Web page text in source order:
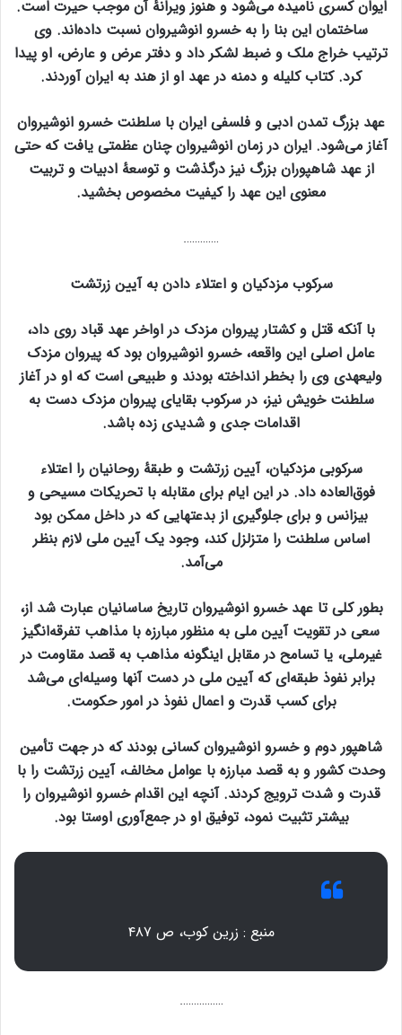
ایوان کسری نامیده می‌شود و هنوز ویرانهٔ آن موجب حیرت است.
ساختمان این بنا را به خسرو انوشیروان نسبت داده‌اند. وی
ترتیب خراج ملک و ضبط لشکر داد و دفتر عرض و عارض، او پیدا
کرد. کتاب کلیله و دمنه در عهد او از هند به ایران آوردند.
عهد بزرگ تمدن ادبی و فلسفی ایران با سلطنت خسرو انوشیروان
آغاز می‌شود. ایران در زمان انوشیروان چنان عظمتی یافت که حتی
از عهد شاهپوران بزرگ نیز درگذشت و توسعهٔ ادبیات و تربیت
معنوی این عهد را کیفیت مخصوص بخشید.
………….
سرکوب مزدکیان و اعتلاء دادن به آیین زرتشت
با آنکه قتل و کشتار پیروان مزدک در اواخر عهد قباد روی داد،
عامل اصلی این واقعه، خسرو انوشیروان بود که پیروان مزدک
ولیعهدی وی را بخطر انداخته بودند و طبیعی است که او در آغاز
سلطنت خویش نیز، در سرکوب بقایای پیروان مزدک دست به
اقدامات جدی و شدیدی زده باشد.
سرکوبی مزدکیان، آیین زرتشت و طبقهٔ روحانیان را اعتلاء
فوق‌العاده داد. در این ایام برای مقابله با تحریکات مسیحی و
بیزانس و برای جلوگیری از بدعتهایی که در داخل ممکن بود
اساس سلطنت را متزلزل کند، وجود یک آیین ملی لازم بنظر
می‌آمد.
بطور کلی تا عهد خسرو انوشیروان تاریخ ساسانیان عبارت شد از،
سعی در تقویت آیین ملی به منظور مبارزه با مذاهب تفرقه‌انگیز
غیرملی، یا تسامح در مقابل اینگونه مذاهب به قصد مقاومت در
برابر نفوذ طبقه‌ای که آیین ملی در دست آنها وسیله‌ای می‌شد
برای کسب قدرت و اعمال نفوذ در امور حکومت.
شاهپور دوم و خسرو انوشیروان کسانی بودند که در جهت تأمین
وحدت کشور و به قصد مبارزه با عوامل مخالف، آیین زرتشت را با
قدرت و شدت ترویج کردند. آنچه این اقدام خسرو انوشیروان را
بیشتر تثبیت نمود، توفیق او در جمع‌آوری اوستا بود.
منبع : زرین کوب، ص ۴۸۷
…………….